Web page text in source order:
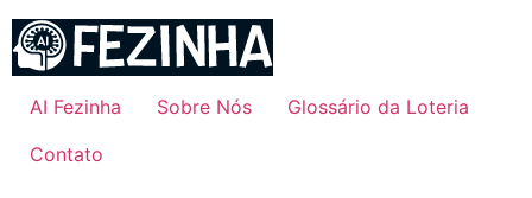
para
conteúdo
AI Fezinha Sobre Nós
Glossário da Loteria
Contato